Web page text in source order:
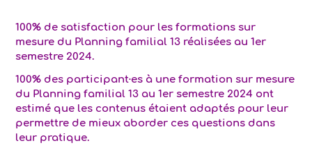
100% de satisfaction pour les formations sur
mesure du Planning familial 13 réalisées au 1er
semestre 2024.
100% des participant·es à une formation sur mesure
du Planning familial 13 au 1er semestre 2024 ont
estimé que les contenus étaient adaptés pour leur
permettre de mieux aborder ces questions dans
leur pratique.